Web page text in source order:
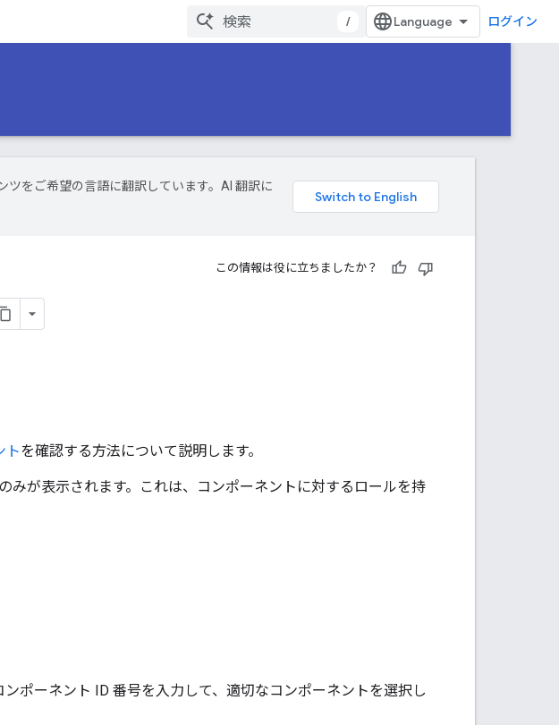
/ ログイン
ツをご希望の言語に翻訳しています。AI 翻訳に
この情報は役に立ちましたか？
トを確認する方法について説明します。
みが表示されます。これは、コンポーネントに対するロールを持
ポーネント ID 番号を入力して、適切なコンポーネントを選択し